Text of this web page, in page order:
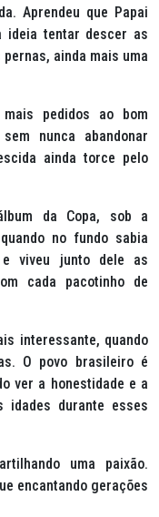
Aprendeu que Papai
ideia tentar descer as
ainda mais uma
pedidos ao bom
nunca abandonar
ainda torce pelo
da Copa, sob a
no fundo sabia
viveu junto dele as
cada pacotinho de
interessante, quando
O povo brasileiro é
ver a honestidade e a
idades durante esses
uma paixão.
encantando gerações